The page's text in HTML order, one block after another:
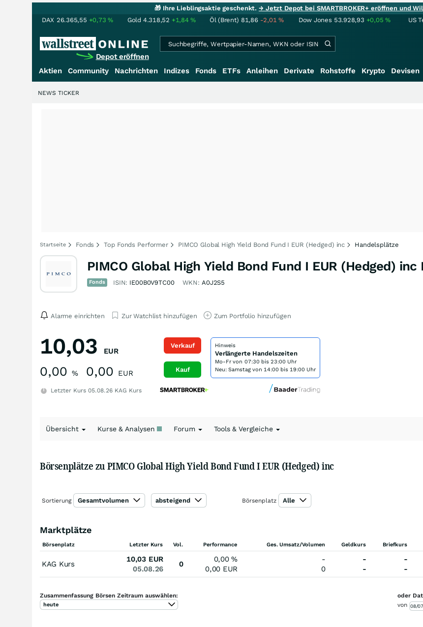
🎁 Ihre Lieblingsaktie geschenkt.→ Jetzt Depot bei SMARTBROKER+ eröffnen und
DAX 26.365,55 +0,73% Gold 4.318,52 +1,84% Öl (Brent) 81,86 -2,01% Dow Jones 53.928,93 +0,05% US
Depot eröffnen
Aktien Community Nachrichten Indizes Fonds ETFs Anleihen Derivate Rohstoffe Krypto Devisen
NEWS TICKER
Startseite Fonds Top Fonds Performer PIMCO Global High Yield Bond Fund I EUR (Hedged) inc Handelsplätze
PIMCO Global High Yield Bond Fund I EUR (Hedged) inc
Fonds ISIN: IE00B0V9TC00 WKN: A0J2S5
Alarme einrichten Zur Watchlist hinzufügen Zum Portfolio hinzufügen
10,03 EUR
0,00 % 0,00 EUR
Letzter Kurs 05.08.26 KAG Kurs
Verkauf
Kauf
Hinweis
Verlängerte Handelszeiten
Mo-Fr von 07:30 bis 23:00 Uhr
Neu: Samstag von 14:00 bis 19:00 Uhr
Übersicht Kurse & Analysen Forum Tools & Vergleiche
Börsenplätze zu PIMCO Global High Yield Bond Fund I EUR (Hedged) inc
Sortierung Gesamtvolumen absteigend Börsenplatz Alle
Marktplätze
Börsenplatz Letzter Kurs Vol. Performance Ges. Umsatz/Volumen Geldkurs Briefkurs
KAG Kurs
10,03 EUR
05.08.26
0
0,00%
0,00 EUR
-
0
-
-
-
-
Zusammenfassung Börsen Zeitraum auswählen:
heute
oder
von